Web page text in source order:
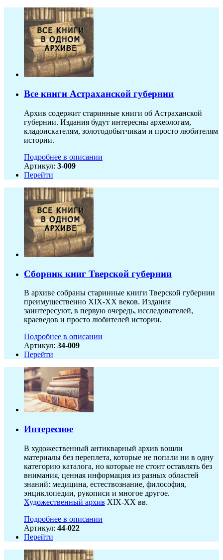
Все книги Астраханской губернии
Архив содержит старинные книги об Астраханской
губернии. Издания будут интересны археологам,
кладоискателям, золотодобытчикам и просто любителям
истории.
Подробнее в описании
Артикул: 3-009
Перейти
Сборник книг Тверской губернии
В архиве собраны старинные книги Тверской губернии
преимущественно XIX-ХХ веков. Издания
заинтересуют, в первую очередь, исследователей,
краеведов и просто любителей истории.
Подробнее в описании
Артикул: 34-009
Перейти
Интересное
В художественный антикварный архив вошли
материалы без переплета, которые не попали ни в одну
категорию каталога, но которые не стоит оставлять без
внимания, ценная информация из разных областей
знаний: медицина, естествознание, философия,
энциклопедии, рукописи и многое другое.
Художественный архив XIX-XX вв.
Подробнее в описании
Артикул: 44-022
Перейти